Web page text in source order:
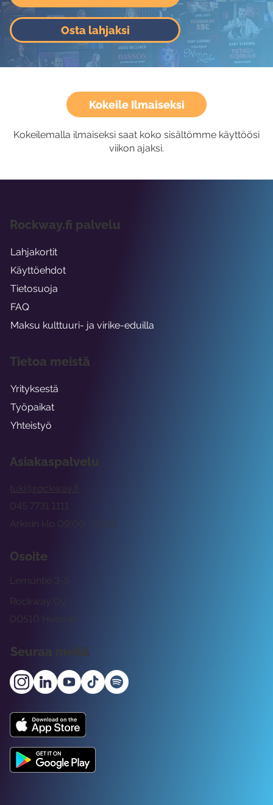
Osta lahjaksi
Kokeile Ilmaiseksi
Kokeilemalla ilmaiseksi saat koko sisältömme käyttöösi
viikon ajaksi.
Asiakaspalvelu
tuki@rockway.fi
Arkisin klo 09:00 -15:00
045 7731 1111
Osoite
Rockway Oy
Lemuntie 3-5
00510 Helsinki
Seuraa meitä
Rockway.fi palvelu
Lahjakortit
Käyttöehdot
Tietosuoja
FAQ
Maksu kulttuuri- ja virike-eduilla
Tietoa meistä
Yrityksestä
Työpaikat
Yhteistyö